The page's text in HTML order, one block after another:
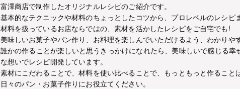
富澤商店で制作したオリジナルレシピのご紹介です。
基本的なテクニックや材料のちょっとしたコツから、プロレベルのレシピ
材料を扱っているお店ならではの、素材を活かしたレシピをご自宅でも!
美味しいお菓子やパン作り、お料理を楽しんでいただけるよう、わかりや
誰かの作ることが楽しいと思うきっかけになれたら、美味しいで感じる
な想いでレシピ開発しています。
素材にこだわることで、材料を使い比べることで、もっともっと作ること
日々のパン・お菓子作りにお役立てください。